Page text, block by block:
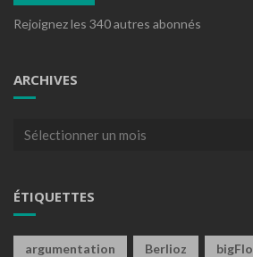
Rejoignez les 340 autres abonnés
ARCHIVES
Archives
ÉTIQUETTES
argumentation Berlioz